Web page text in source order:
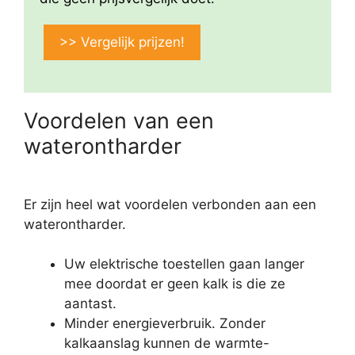
>> Vergelijk prijzen!
Voordelen van een
waterontharder
Er zijn heel wat voordelen verbonden aan een
waterontharder.
Uw elektrische toestellen gaan langer
mee doordat er geen kalk is die ze
aantast.
Minder energieverbruik. Zonder
kalkaanslag kunnen de warmte-